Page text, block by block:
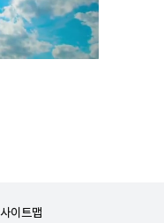
사이트맵